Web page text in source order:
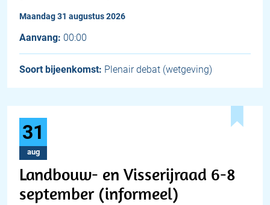
maandag 31 augustus 2026
Aanvang: 00:00
Soort bijeenkomst: Plenair debat (wetgeving)
31
aug
Landbouw- en Visserijraad 6-8
september (informeel)